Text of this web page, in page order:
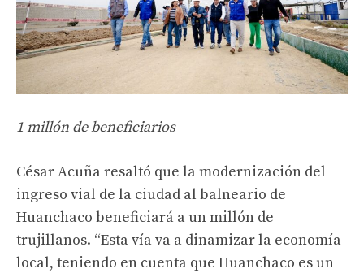
1 millón de beneficiarios
César Acuña resaltó que la modernización del
ingreso vial de la ciudad al balneario de
Huanchaco beneficiará a un millón de
trujillanos. “Esta vía va a dinamizar la economía
local, teniendo en cuenta que Huanchaco es un